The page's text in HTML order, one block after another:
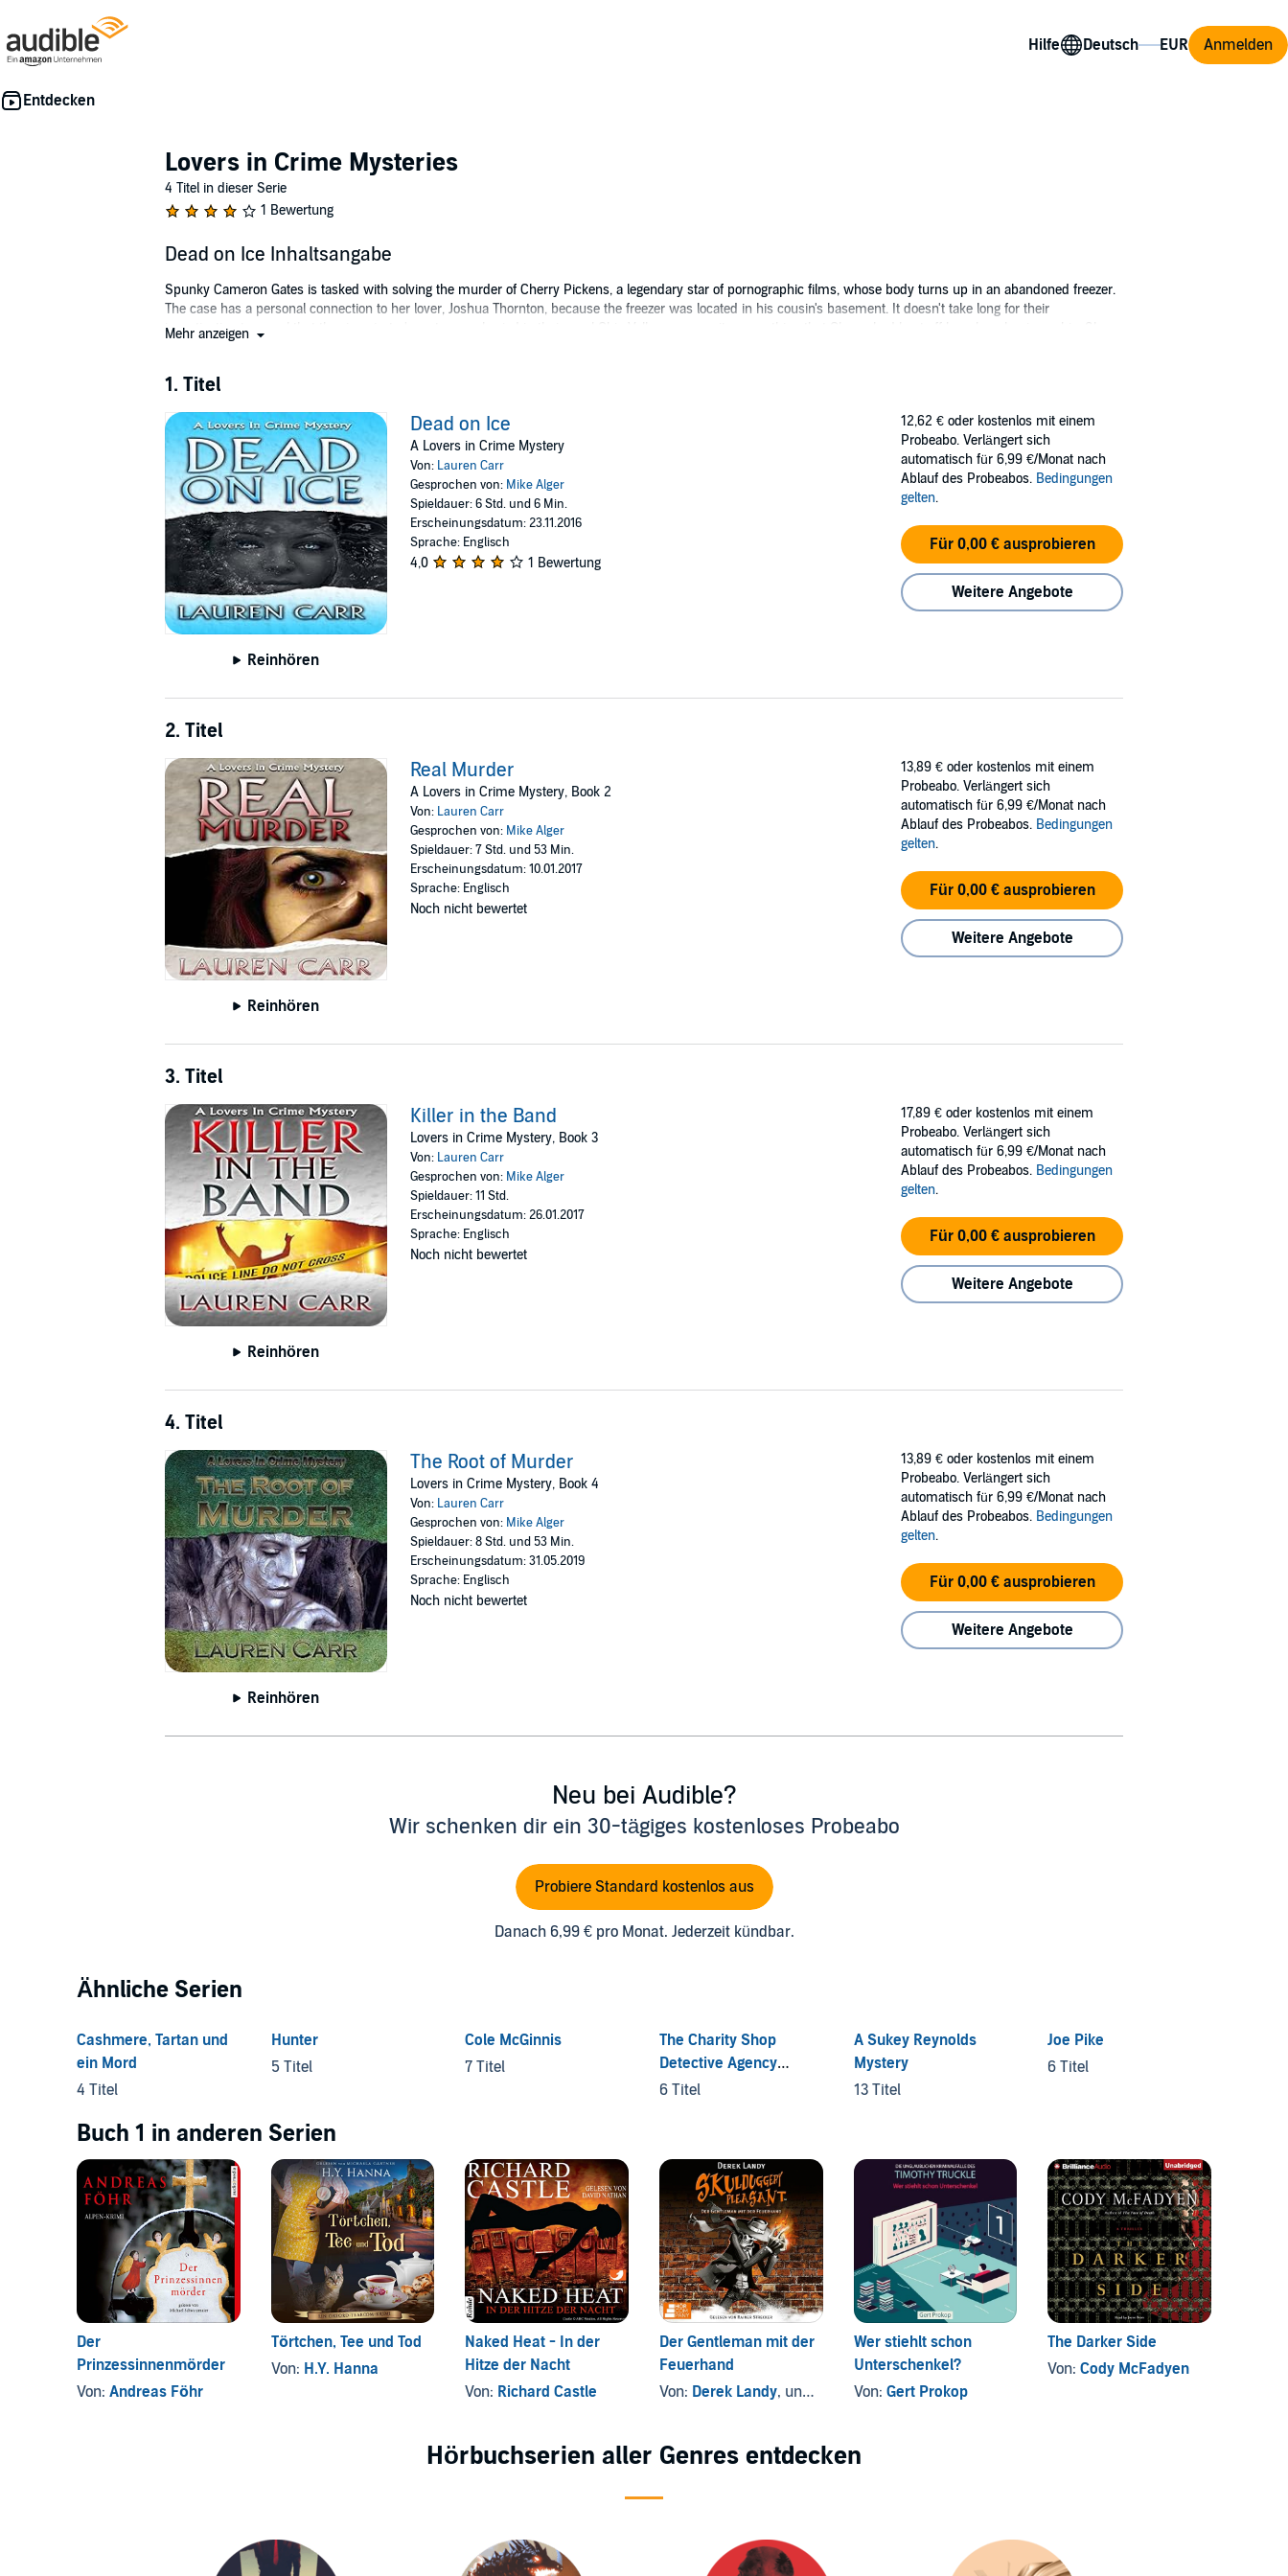
Hilfe Anmelden
Lovers in Crime Mysteries
4 Titel in dieser Serie
1 Bewertung
Dead on Ice Inhaltsangabe
Spunky Cameron Gates is tasked with solving the murder of Cherry Pickens, a legendary star of pornographic films, whose body turns up in an abandoned freezer.
The case has a personal connection to her lover, Joshua Thornton, because the freezer was located in his cousin's basement. It doesn't take long for their
investigation to reveal that the risqué star's roots were buried in their rural Ohio Valley community, something that Cherry had kept off her show business bio. She
©2012 Terri Lynn Zaleski (P)2016 Terri Lynn Zaleski
Mehr anzeigen
1. Titel
Reinhören
Dead on Ice
A Lovers in Crime Mystery
Von: Lauren Carr
Gesprochen von: Mike Alger
Spieldauer: 6 Std. und 6 Min.
Erscheinungsdatum: 23.11.2016
Sprache: Englisch
4,0 1 Bewertung
12,62 € oder kostenlos mit einem
Probeabo. Verlängert sich
automatisch für 6,99 €/Monat nach
Ablauf des Probeabos. Bedingungen
gelten.
Für 0,00 € ausprobieren
Weitere Angebote
2. Titel
Reinhören
Real Murder
A Lovers in Crime Mystery, Book 2
Von: Lauren Carr
Gesprochen von: Mike Alger
Spieldauer: 7 Std. und 53 Min.
Erscheinungsdatum: 10.01.2017
Sprache: Englisch
Noch nicht bewertet
13,89 € oder kostenlos mit einem
Probeabo. Verlängert sich
automatisch für 6,99 €/Monat nach
Ablauf des Probeabos. Bedingungen
gelten.
Für 0,00 € ausprobieren
Weitere Angebote
3. Titel
Reinhören
Killer in the Band
Lovers in Crime Mystery, Book 3
Von: Lauren Carr
Gesprochen von: Mike Alger
Spieldauer: 11 Std.
Erscheinungsdatum: 26.01.2017
Sprache: Englisch
Noch nicht bewertet
17,89 € oder kostenlos mit einem
Probeabo. Verlängert sich
automatisch für 6,99 €/Monat nach
Ablauf des Probeabos. Bedingungen
gelten.
Für 0,00 € ausprobieren
Weitere Angebote
4. Titel
Reinhören
The Root of Murder
Lovers in Crime Mystery, Book 4
Von: Lauren Carr
Gesprochen von: Mike Alger
Spieldauer: 8 Std. und 53 Min.
Erscheinungsdatum: 31.05.2019
Sprache: Englisch
Noch nicht bewertet
13,89 € oder kostenlos mit einem
Probeabo. Verlängert sich
automatisch für 6,99 €/Monat nach
Ablauf des Probeabos. Bedingungen
gelten.
Für 0,00 € ausprobieren
Weitere Angebote
Neu bei Audible?
Wir schenken dir ein 30-tägiges kostenloses Probeabo
Probiere Standard kostenlos aus
Danach 6,99 € pro Monat. Jederzeit kündbar.
Ähnliche Serien
Cashmere, Tartan und
ein Mord
4 Titel
Hunter
5 Titel
Cole McGinnis
7 Titel
The Charity Shop
Detective Agency
Mysteries
6 Titel
A Sukey Reynolds
Mystery
13 Titel
Joe Pike
6 Titel
Buch 1 in anderen Serien
Der
Prinzessinnenmörder
Von: Andreas Föhr
Törtchen, Tee und Tod
Von: H.Y. Hanna
Naked Heat - In der
Hitze der Nacht
Von: Richard Castle
Der Gentleman mit der
Feuerhand
Von: Derek Landy, und andere
Wer stiehlt schon
Unterschenkel?
Von: Gert Prokop
The Darker Side
Von:Cody McFadyen
Hörbuchserien aller Genres entdecken